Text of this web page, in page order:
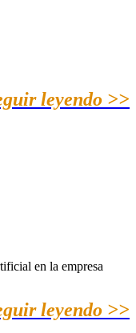
leyendo >>
en la empresa
leyendo >>